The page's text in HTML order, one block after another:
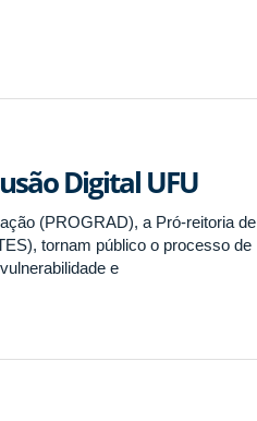
Digital UFU
(PROGRAD), a Pró-reitoria de
tornam público o processo de
e